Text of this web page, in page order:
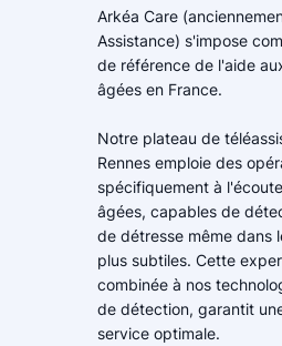
Arkéa Care
Assistance) s'impose
de référence de l'aide
âgées en France.
Notre plateau de
Rennes emploie des
spécifiquement à
âgées, capables de
de détresse même dans
plus subtiles. Cette
combinée à nos
de détection, garantit
service optimale.